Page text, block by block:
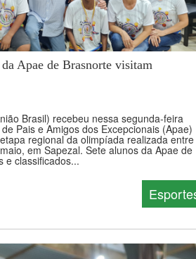
Apae de Brasnorte visitam
Brasil) recebeu nessa segunda-feira
Pais e Amigos dos Excepcionais (Apae)
regional da olimpíada realizada entre
em Sapezal. Sete alunos da Apae de
e classificados...